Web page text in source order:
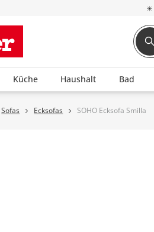
☀
Küche Haushalt Bad
Sofas Ecksofas SOHO Ecksofa Smilla